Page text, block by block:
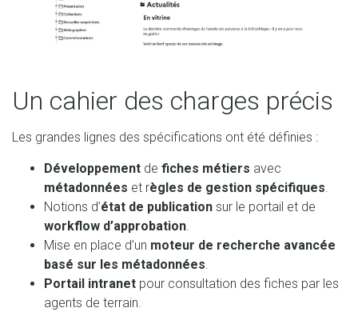
Un cahier des charges précis
Les grandes lignes des spécifications ont été définies :
Développement de fiches métiers avec
métadonnées et règles de gestion spécifiques.
Notions d’état de publication sur le portail et de
workflow d’approbation.
Mise en place d’un moteur de recherche avancée
basé sur les métadonnées.
Portail intranet pour consultation des fiches par les
agents de terrain.